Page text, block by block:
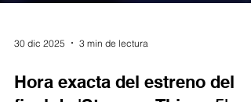
30 dic 2025 3 min de lectura